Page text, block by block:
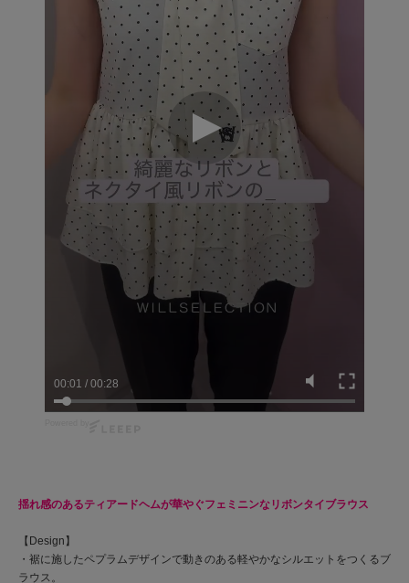
00:01 / 00:28
揺れ感のあるティアードヘムが華やぐフェミニンなリボンタイブラウス
【Design】
・裾に施したペプラムデザインで動きのある軽やかなシルエットをつくるブ
ラウス。